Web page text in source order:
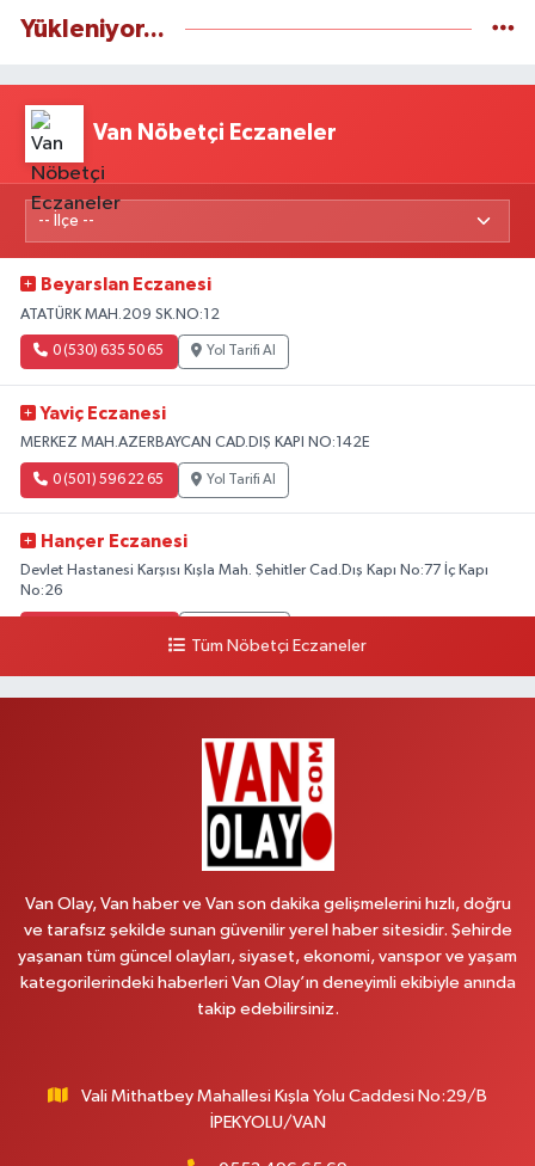
Yükleniyor...
Van Nöbetçi Eczaneler
Beyarslan Eczanesi
ATATÜRK MAH.209 SK.NO:12
0 (530) 635 50 65 Yol Tarifi Al
Yaviç Eczanesi
MERKEZ MAH.AZERBAYCAN CAD.DIŞ KAPI NO:142E
0 (501) 596 22 65 Yol Tarifi Al
Hançer Eczanesi
Devlet Hastanesi Karşısı Kışla Mah. Şehitler Cad.Dış Kapı No:77 İç Kapı
No:26
Yol Tarifi Al
ÖZEL AKDAMAR HASTANESİ KARŞISI HATUNİYE MAH.ASMİN SK.NO:11
Çağatay Eczanesi
MAHMUDİYE MAH.VAN-SARAY YOLU 113 D
Yol Tarifi Al
YENİŞEHİR MAH. 117.SOKAK 7-9Ahastane karşısı
Tüm Nöbetçi Eczaneler
Van Olay, Van haber ve Van son dakika gelişmelerini hızlı, doğru
ve tarafsız şekilde sunan güvenilir yerel haber sitesidir. Şehirde
yaşanan tüm güncel olayları, siyaset, ekonomi, vanspor ve yaşam
kategorilerindeki haberleri Van Olay’ın deneyimli ekibiyle anında
takip edebilirsiniz.
Vali Mithatbey Mahallesi Kışla Yolu Caddesi No:29/B
İPEKYOLU/VAN